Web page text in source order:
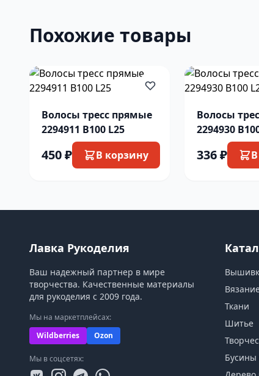
Похожие товары
Волосы тресс прямые
2294911 B100 L25
450 ₽ В корзину
Волосы
2294930
336 ₽
Лавка Рукоделия
Ваш надежный партнер в мире
творчества. Качественные материалы
для рукоделия с 2009 года.
Мы на маркетплейсах:
Wildberries
Ozon
Мы в соцсетях:
Ткани
Шитье
Бусины